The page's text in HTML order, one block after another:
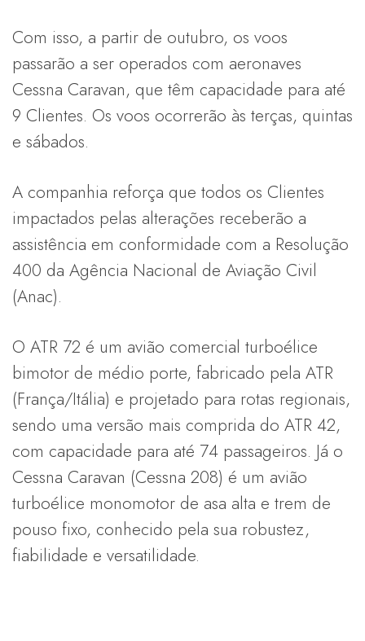
Com isso, a partir de outubro, os voos
passarão a ser operados com aeronaves
Cessna Caravan, que têm capacidade para até
9 Clientes. Os voos ocorrerão às terças, quintas
e sábados.
A companhia reforça que todos os Clientes
impactados pelas alterações receberão a
assistência em conformidade com a Resolução
400 da Agência Nacional de Aviação Civil
(Anac).
O ATR 72 é um avião comercial turboélice
bimotor de médio porte, fabricado pela ATR
(França/Itália) e projetado para rotas regionais,
sendo uma versão mais comprida do ATR 42,
com capacidade para até 74 passageiros. Já o
Cessna Caravan (Cessna 208) é um avião
turboélice monomotor de asa alta e trem de
pouso fixo, conhecido pela sua robustez,
fiabilidade e versatilidade.